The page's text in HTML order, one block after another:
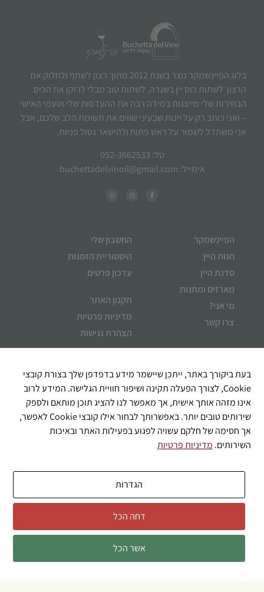
בלוג הפיינשמקר נוצר בשנת 2012 מתוך רצון לשתף ולחלוק את
הרצון לשתות כוס יין בשגרה, לשתות טוב מבלי לרוקן את הכיס.
הבחירות שלי מייצגות במידה רבה את ההעדפות שלי וטעמי האישי
– ואני כותב רק על יינות שבעיני שווים את תשומת הלב שלכם, אבל
אני משתדל לשמור על ראש פתוח ולהישאר נטול פניות.
טל: 052-3662533
אימייל: buchettadelvinoil@gmail.com
הפיינשמקר
חנות היין
סדנת היין
מארזים ומתנות
מי אני?
צרו קשר
החשבון שלי
היסטוריית הזמנות
עדכון פרטים
תקנון האתר
מדיניות פרטיות
הצהרת נגישות
שליחה
בעת ביקורך באתר, ייתכן שיישמר מידע בדפדפן שלך בצורת קובצי
Cookie, לצורך הפעלה תקינה ושיפור חוויית הגלישה. המידע לרוב
אינו מזהה אותך אישית, אך מאפשר לנו להציג תוכן מותאם ולספק
שירותים טובים יותר. באפשרותך לבחור אילו קובצי Cookie לאפשר,
אך חסימה של חלקם עשויה לפגוע בפעילות האתר ובאיכות
השירותים. מדיניות פרטיות
הגדרות
דחה הכל
אשר הכל